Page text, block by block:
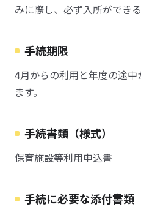
みに際し、必ず入所ができ
手続期限
4月からの利用と年度の途
ます。
手続書類（様式）
保育施設等利用申込書
手続に必要な添付書類